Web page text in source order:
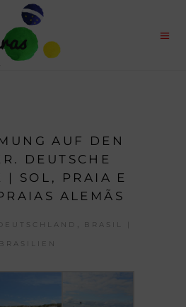
AUF DEN
DEUTSCHE
| SOL, PRAIA E
ALEMÃS
BRASIL |
BRASILIEN